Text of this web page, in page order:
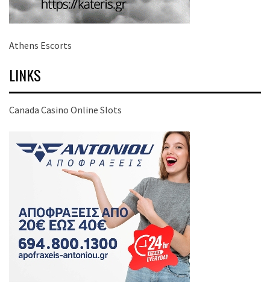
Athens Escorts
LINKS
Canada Casino Online Slots